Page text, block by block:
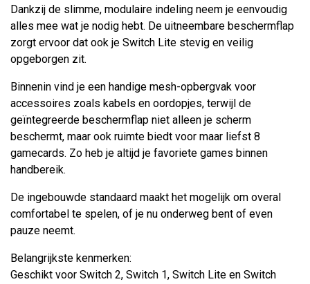
Dankzij de slimme, modulaire indeling neem je eenvoudig
alles mee wat je nodig hebt. De uitneembare beschermflap
zorgt ervoor dat ook je Switch Lite stevig en veilig
opgeborgen zit.
Binnenin vind je een handige mesh-opbergvak voor
accessoires zoals kabels en oordopjes, terwijl de
geïntegreerde beschermflap niet alleen je scherm
beschermt, maar ook ruimte biedt voor maar liefst 8
gamecards. Zo heb je altijd je favoriete games binnen
handbereik.
De ingebouwde standaard maakt het mogelijk om overal
comfortabel te spelen, of je nu onderweg bent of even
pauze neemt.
Belangrijkste kenmerken:
Geschikt voor Switch 2, Switch 1, Switch Lite en Switch